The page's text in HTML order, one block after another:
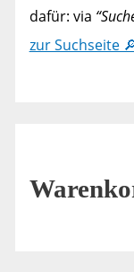
dafür: via
zur Suchseite